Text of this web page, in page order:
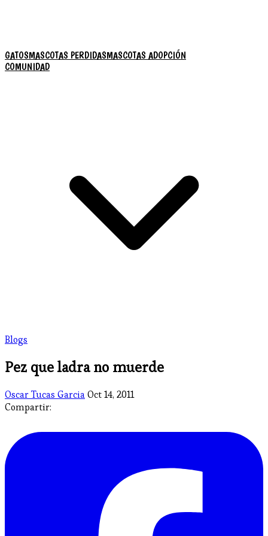
GATOSMASCOTAS PERDIDASMASCOTAS ADOPCIÓN
COMUNIDAD
Blogs
Pez que ladra no muerde
Oscar Tucas GarciaOct 14, 2011
Compartir: